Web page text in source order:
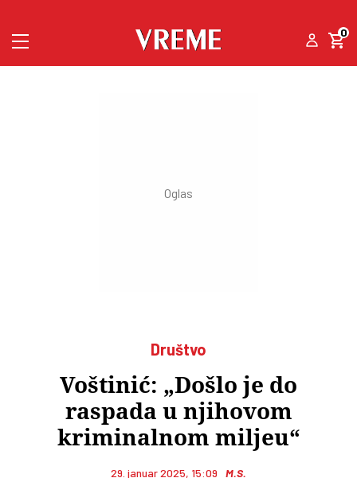
0
Društvo
Voštinić: „Došlo je do
raspada u njihovom
kriminalnom miljeu“
29. januar 2025, 15:09 M.S.